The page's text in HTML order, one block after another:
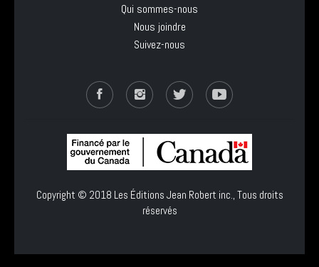
Qui sommes-nous
Nous joindre
Suivez-nous
Copyright © 2018 Les Éditions Jean Robert inc., Tous droits
réservés